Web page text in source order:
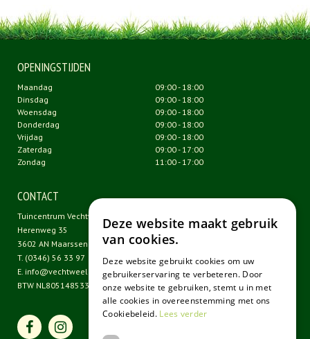
OPENINGSTIJDEN
Maandag
09:00 - 18:00
Dinsdag
09:00 - 18:00
Woensdag
09:00 - 18:00
Donderdag
09:00 - 18:00
Vrijdag
09:00 - 18:00
Zaterdag
09:00 - 17:00
Zondag
11:00 - 17:00
CONTACT
Tuincentrum Vechtweelde
Herenweg 35
3602 AN Maarssen
T. (0346) 56 33 97
E. info@vechtweelde.nl
BTW NL805148533B01
Deze website maakt gebruik
van cookies.
Deze website gebruikt cookies om uw
gebruikerservaring te verbeteren. Door
onze website te gebruiken, stemt u in met
alle cookies in overeenstemming met ons
Cookiebeleid. Lees verder